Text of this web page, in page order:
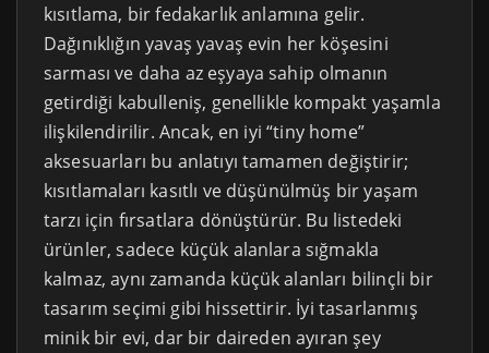
kısıtlama, bir fedakarlık anlamına gelir.
Dağınıklığın yavaş yavaş evin her köşesini
sarması ve daha az eşyaya sahip olmanın
getirdiği kabulleniş, genellikle kompakt yaşamla
ilişkilendirilir. Ancak, en iyi “tiny home”
aksesuarları bu anlatıyı tamamen değiştirir;
kısıtlamaları kasıtlı ve düşünülmüş bir yaşam
tarzı için fırsatlara dönüştürür. Bu listedeki
ürünler, sadece küçük alanlara sığmakla
kalmaz, aynı zamanda küçük alanları bilinçli bir
tasarım seçimi gibi hissettirir. İyi tasarlanmış
minik bir evi, dar bir daireden ayıran şey